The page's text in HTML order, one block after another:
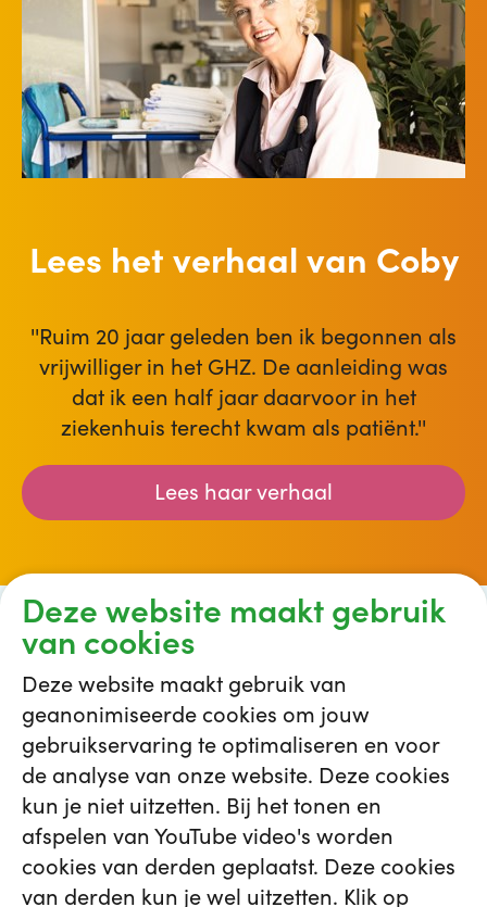
Lees het verhaal van Coby
''Ruim 20 jaar geleden ben ik begonnen als
vrijwilliger in het GHZ. De aanleiding was
dat ik een half jaar daarvoor in het
ziekenhuis terecht kwam als patiënt.''
Lees haar verhaal
Interesse? Meld je aan via het
aanmeldformulier.
Deze website maakt gebruik
van cookies
Deze website maakt gebruik van
geanonimiseerde cookies om jouw
gebruikservaring te optimaliseren en voor
de analyse van onze website. Deze cookies
kun je niet uitzetten. Bij het tonen en
afspelen van YouTube video's worden
cookies van derden geplaatst. Deze cookies
van derden kun je wel uitzetten. Klik op